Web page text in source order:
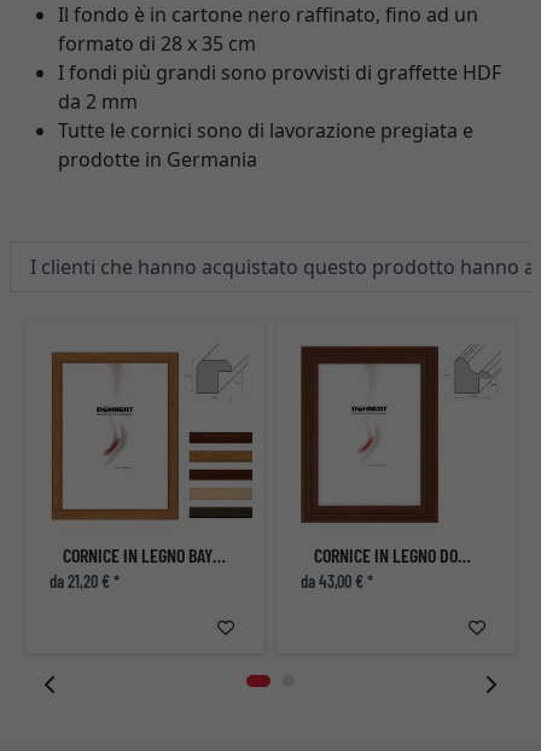
Il fondo è in cartone nero raffinato, fino ad un
formato di 28 x 35 cm
I fondi più grandi sono provvisti di graffette HDF
da 2 mm
Tutte le cornici sono di lavorazione pregiata e
prodotte in Germania
I clienti che hanno acquistato questo prodotto hanno
CORNICE IN LEGNO BAYSWATER
da 21,20 € *
CORNICE IN LEGNO DOLLIS HILL
da 43,00 € *